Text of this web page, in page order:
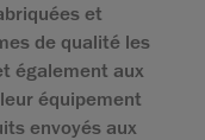
et
de qualité les
également aux
équipement
envoyés aux